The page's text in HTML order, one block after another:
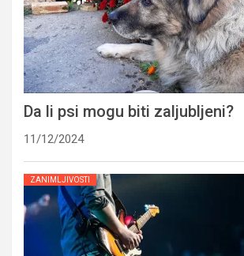
Da li psi mogu biti zaljubljeni?
11/12/2024
ZANIMLJIVOSTI